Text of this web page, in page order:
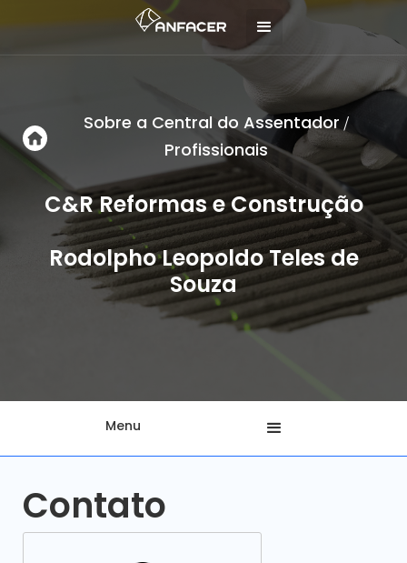
Sobre a Central do Assentador /
Profissionais
C&R Reformas e Construção
Rodolpho Leopoldo Teles de
Souza
Menu
Contato